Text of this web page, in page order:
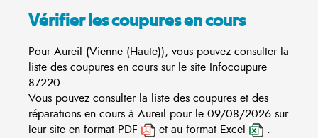
Vérifier les coupures en cours
Pour Aureil (Vienne (Haute)), vous pouvez consulter la
liste des coupures en cours sur le site Infocoupure
87220.
Vous pouvez consulter la liste des coupures et des
réparations en cours à Aureil pour le 09/08/2026 sur
leur site en format PDF
et au format Excel .